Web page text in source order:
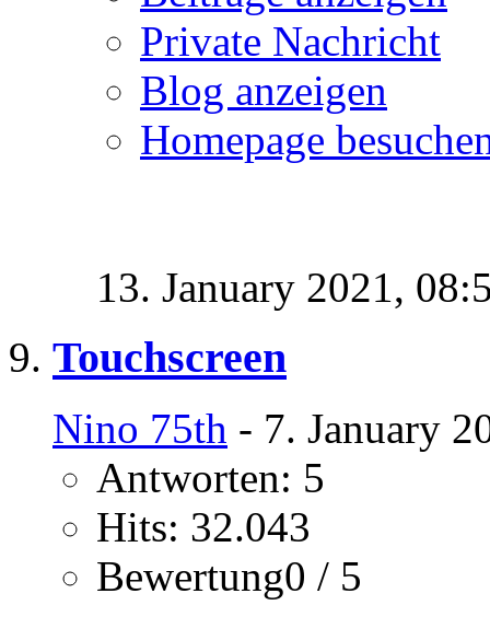
Private Nachricht
Blog anzeigen
Homepage
13. January 2021,
Touchscreen
Nino 75th - 7. January
Antworten: 5
Hits: 32.043
Bewertung0 / 5